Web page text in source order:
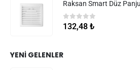
Raksan Smart Düz
05 üzerinden
132,48 ₺
YENI GELENLER